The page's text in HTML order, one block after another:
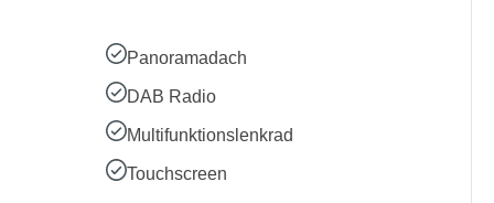
Panoramadach
DAB Radio
Multifunktionslenkrad
Touchscreen